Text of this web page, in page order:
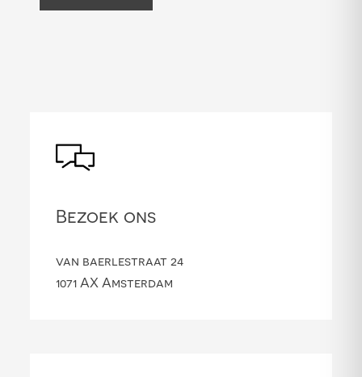
Bezoek ons
van baerlestraat 24
1071 AX Amsterdam